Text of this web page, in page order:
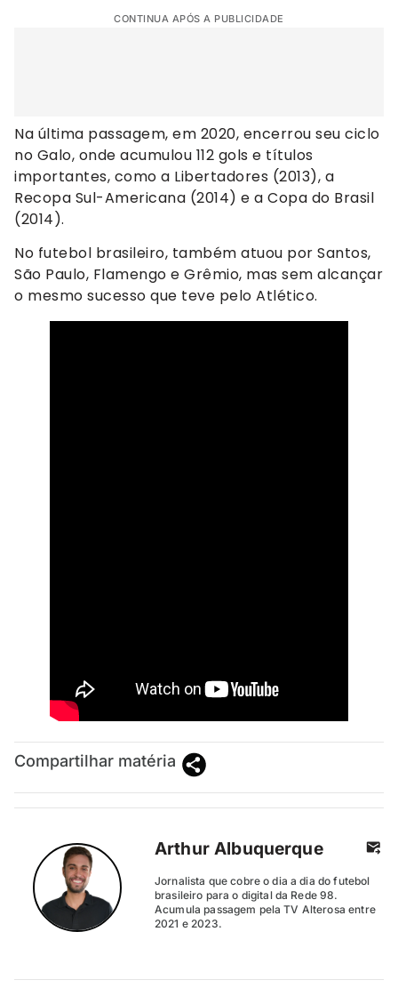
CONTINUA APÓS A PUBLICIDADE
Na última passagem, em 2020, encerrou seu ciclo
no Galo, onde acumulou 112 gols e títulos
importantes, como a Libertadores (2013), a
Recopa Sul-Americana (2014) e a Copa do Brasil
(2014).
No futebol brasileiro, também atuou por Santos,
São Paulo, Flamengo e Grêmio, mas sem alcançar
o mesmo sucesso que teve pelo Atlético.
Compartilhar matéria
Arthur Albuquerque
Jornalista que cobre o dia a dia do futebol
brasileiro para o digital da Rede 98.
Acumula passagem pela TV Alterosa entre
2021 e 2023.